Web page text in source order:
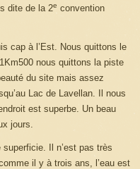
dite de la 2e convention
cap à l’Est. Nous quittons le
nous quittons la piste
du site mais assez
Lac de Lavellan. Il nous
est superbe. Un beau
jours.
superficie. Il n’est pas très
il y à trois ans, l’eau est